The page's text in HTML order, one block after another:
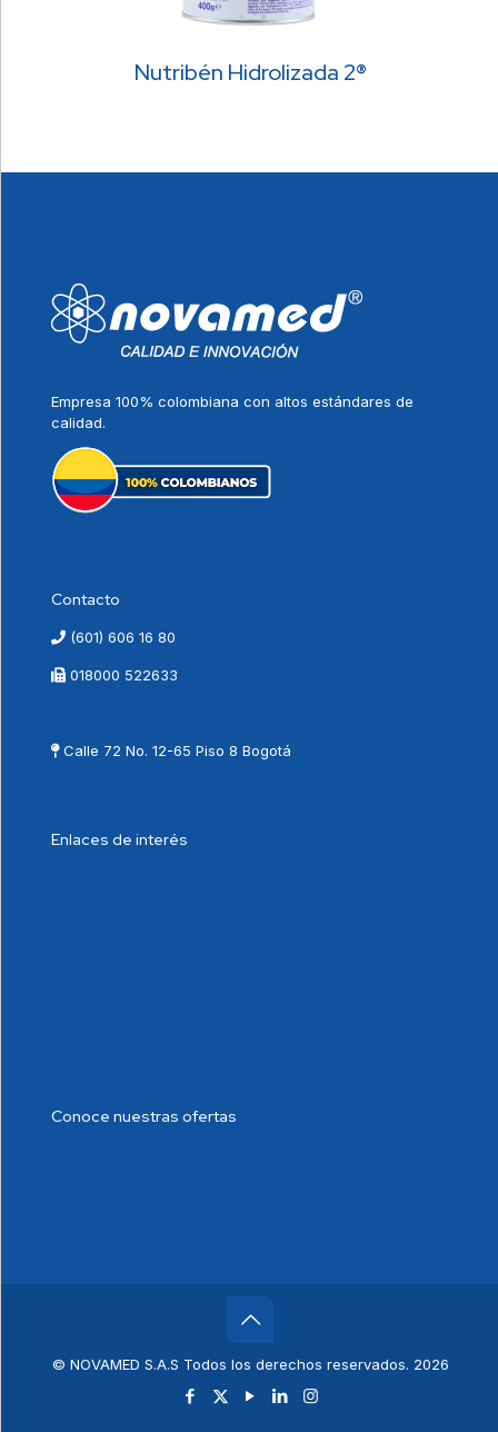
Nutribén Hidrolizada 2®
Empresa 100% colombiana con altos estándares de
calidad.
Contacto
(601) 606 16 80
018000 522633
Calle 72 No. 12-65 Piso 8 Bogotá
Enlaces de interés
Conoce nuestras ofertas
© NOVAMED S.A.S Todos los derechos reservados. 2026